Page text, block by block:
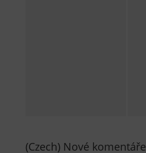
(Czech) Nové komentáře